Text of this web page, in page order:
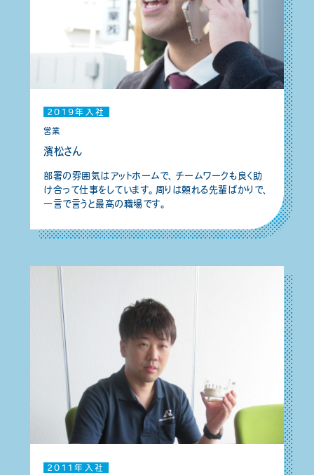
2019年入社
営業
濱松さん
部署の雰囲気はアットホームで、チームワークも良く助
け合って仕事をしています。周りは頼れる先輩ばかりで、
一言で言うと最高の職場です。
2011年入社